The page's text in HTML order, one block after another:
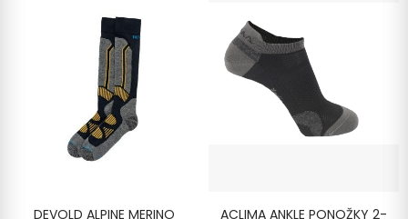
DEVOLD ALPINE MERINO ACLIMA ANKLE PONOŽKY 2-